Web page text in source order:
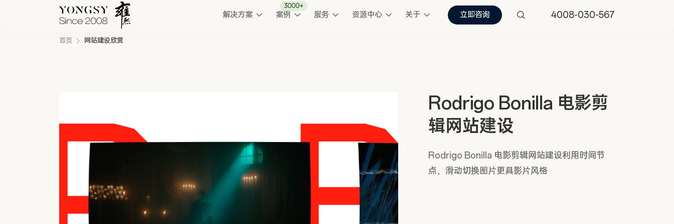
解决方案 案例
3000+
服务 资源中心 关于 立即咨询
我们的业务
4008-030-567
首页 网站建设欣赏
Rodrigo Bonilla 电影剪
辑网站建设
Rodrigo Bonilla 电影剪辑网站建设利用时间节
点，滑动切换图片更具影片风格